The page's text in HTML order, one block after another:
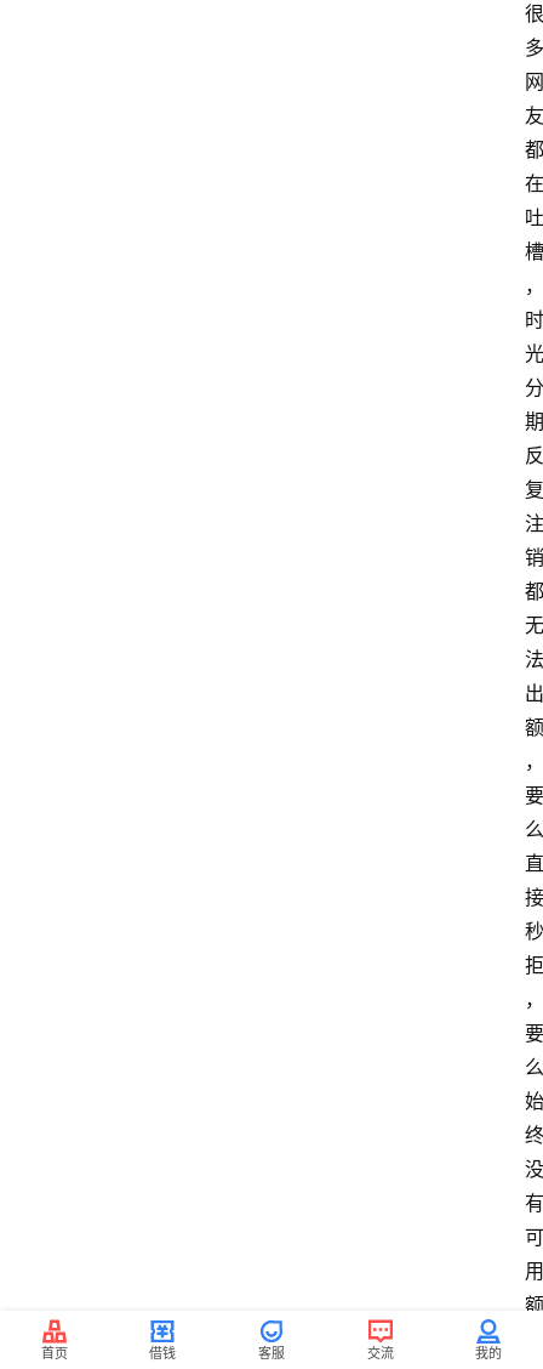
很
多
网
友
都
在
吐
槽
，
时
光
分
期
反
复
注
销
都
无
法
出
额
，
要
么
直
接
秒
拒
，
要
么
始
终
没
有
可
用
额
首页 借钱 客服 交流 我的